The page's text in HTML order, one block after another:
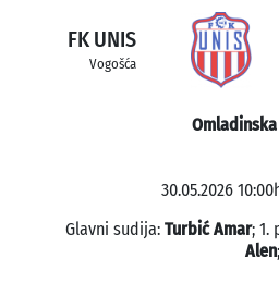
FK UNIS
Vogošća
30.05.2026
Glavni sudija: Turbić Amar; 1.
Alen